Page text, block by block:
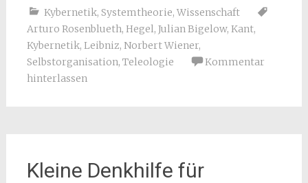
Kybernetik, Systemtheorie, Wissenschaft
Arturo Rosenblueth, Hegel, Julian Bigelow, Kant,
Kybernetik, Leibniz, Norbert Wiener,
Selbstorganisation, Teleologie
Kommentar
hinterlassen
Kleine Denkhilfe für